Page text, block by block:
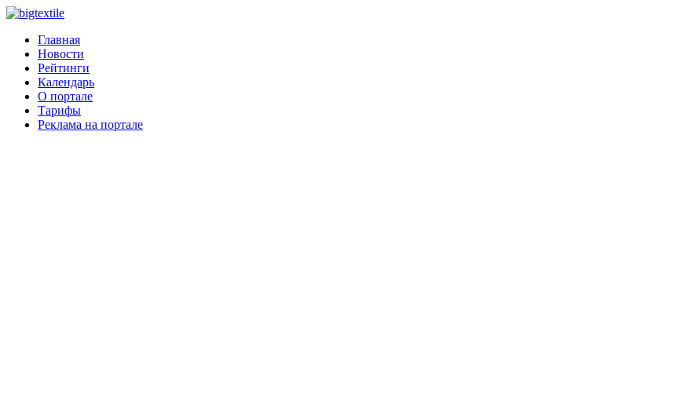
Главная
Новости
Рейтинги
Календарь
О портале
Тарифы
Реклама на портале